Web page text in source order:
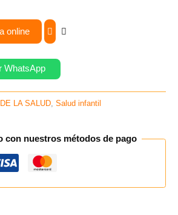
online
WhatsApp
LA SALUD Salud infantil
con nuestros métodos de pago